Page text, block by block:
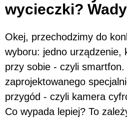
wycieczki?
Okej, przechodzimy do
wyboru: jedno urządzenie,
przy sobie - czyli smartfon.
zaprojektowanego
przygód - czyli kamera
Co wypada lepiej? To